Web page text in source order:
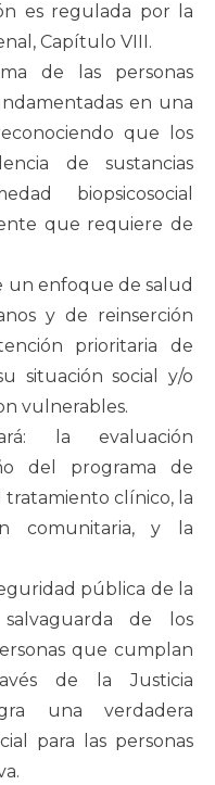
es regulada por la
Capítulo VIII.
de las personas
en una
que los
de sustancias
biopsicosocial
que requiere de
un enfoque de salud
y de reinserción
prioritaria de
situación social y/o
vulnerables.
la evaluación
del programa de
clínico, la
comunitaria, y la
pública de la
de los
que cumplan
de la Justicia
una verdadera
para las personas